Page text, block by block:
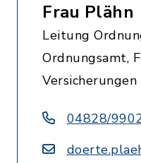
Frau Plähn
Leitung
Ordnungsamt,
Versicherungen
04828/